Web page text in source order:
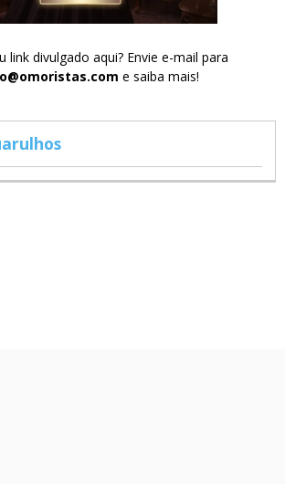
link divulgado aqui? Envie e-mail para
e saiba mais!